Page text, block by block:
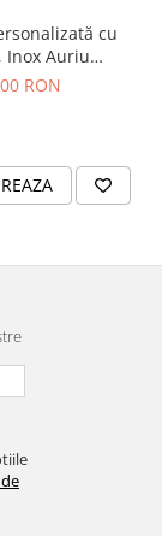
cu
Inox Auriu
bilute pentru
RON